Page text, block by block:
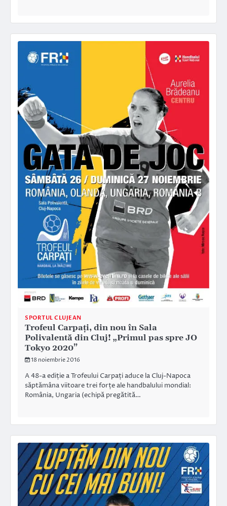
SPORTUL CLUJEAN
Trofeul Carpați, din nou în Sala
Polivalentă din Cluj! „Primul pas spre JO
Tokyo 2020”
18 noiembrie 2016
A 48-a ediție a Trofeului Carpați aduce la Cluj-Napoca
săptămâna viitoare trei forțe ale handbalului mondial:
România, Ungaria (echipă pregătită…